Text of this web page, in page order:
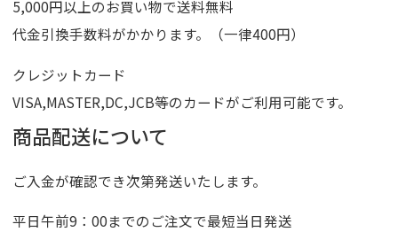
5,000円以上のお買い物で送料無料
代金引換手数料がかかります。（一律400円）
クレジットカード
VISA,MASTER,DC,JCB等のカードがご利用可能です。
商品配送について
ご入金が確認でき次第発送いたします。
平日午前9：00までのご注文で最短当日発送